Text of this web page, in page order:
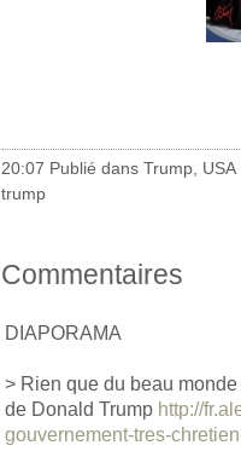
20:07 Publié dans Trump USA
trump
Commentaires
DIAPORAMA
> Rien que du beau
de Donald Trump http://
gouvernement-tres-